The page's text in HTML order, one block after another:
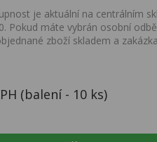
je aktuální na centrálním
Pokud máte vybrán osobní
zboží skladem a
(balení - 10 ks)